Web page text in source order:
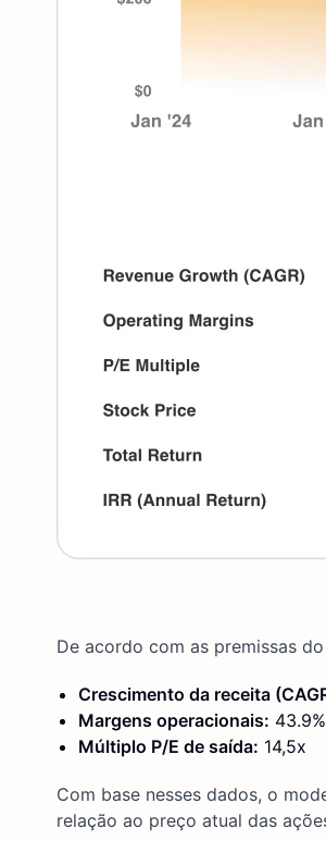
De acordo com as premissas
Crescimento da receita
Margens operacionais: 43.9%
Múltiplo P/E de saída: 14,5x
Com base nesses dados, o
relação ao preço atual das